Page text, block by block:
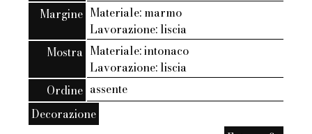
Margine Materiale: marmo
Lavorazione: liscia
Mostra Materiale: intonaco
Lavorazione: liscia
Ordine assente
Decorazione